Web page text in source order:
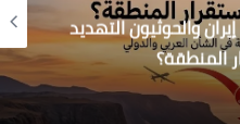
والحوثيون التهديد
المنطقة؟